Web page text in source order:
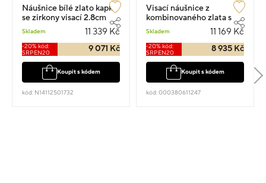
Náušnice bílé zlato kapka
se zirkony visací 2.8cm
Skladem 11 339 Kč
-20% kód:
SRPEN20
9 071 Kč
Koupit s kódem
kód: N14112501732
Visací náušnice z
kombinovaného zlata s
kameny 2.6cm 2.45g
Skladem 11 169 Kč
-20% kód:
SRPEN20
8 935 Kč
Koupit s kódem
kód: 000380611247